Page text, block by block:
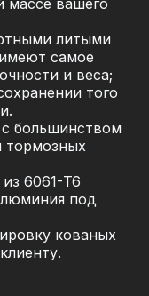
литыми
самое
и веса;
того
большинством
тормозных
6061-T6
под
кованых